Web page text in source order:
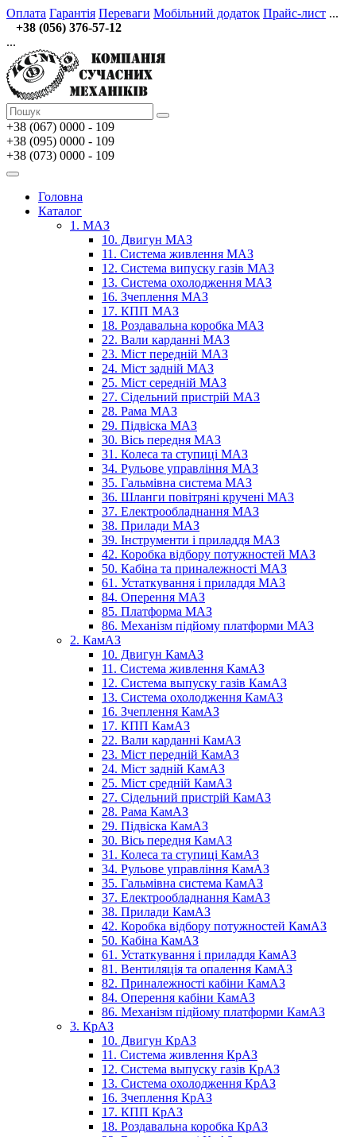
Оплата Гарантія Переваги Мобільний додаток Прайс-лист ...
+38 (056) 376-57-12
...
+38 (067) 0000 - 109
+38 (095) 0000 - 109
+38 (073) 0000 - 109
Головна
Каталог
1. МАЗ
10. Двигун МАЗ
11. Система живлення МАЗ
12. Система випуску газів МАЗ
13. Система охолодження МАЗ
16. Зчеплення МАЗ
17. КПП МАЗ
18. Роздавальна коробка МАЗ
22. Вали карданні МАЗ
23. Міст передній МАЗ
24. Міст задній МАЗ
25. Міст середній МАЗ
27. Сідельний пристрій МАЗ
28. Рама МАЗ
29. Підвіска МАЗ
30. Вісь передня МАЗ
31. Колеса та ступиці МАЗ
34. Рульове управління МАЗ
35. Гальмівна система МАЗ
36. Шланги повітряні кручені МАЗ
37. Електрообладнання МАЗ
38. Прилади МАЗ
39. Інструменти і приладдя МАЗ
42. Коробка відбору потужностей МАЗ
50. Кабіна та приналежності МАЗ
61. Устаткування і приладдя МАЗ
84. Оперення МАЗ
85. Платформа МАЗ
86. Механізм підйому платформи МАЗ
2. КамАЗ
10. Двигун КамАЗ
11. Система живлення КамАЗ
12. Система выпуску газів КамАЗ
13. Система охолодження КамАЗ
16. Зчеплення КамАЗ
17. КПП КамАЗ
22. Вали карданні КамАЗ
23. Міст передній КамАЗ
24. Міст задній КамАЗ
25. Міст средній КамАЗ
27. Сідельний пристрій КамАЗ
28. Рама КамАЗ
29. Підвіска КамАЗ
30. Вісь передня КамАЗ
31. Колеса та ступиці КамАЗ
34. Рульове управління КамАЗ
35. Гальмівна система КамАЗ
37. Електрообладнання КамАЗ
38. Прилади КамАЗ
42. Коробка відбору потужностей КамАЗ
50. Кабіна КамАЗ
61. Устаткування і приладдя КамАЗ
81. Вентиляція та опалення КамАЗ
82. Приналежності кабіни КамАЗ
84. Оперення кабіни КамАЗ
86. Механізм підйому платформи КамАЗ
3. КрАЗ
10. Двигун КрАЗ
11. Система живлення КрАЗ
12. Система выпуску газів КрАЗ
13. Система охолодження КрАЗ
16. Зчеплення КрАЗ
17. КПП КрАЗ
18. Роздавальна коробка КрАЗ